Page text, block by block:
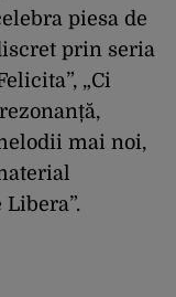
piesa de
prin seria
„Ci
mai noi,